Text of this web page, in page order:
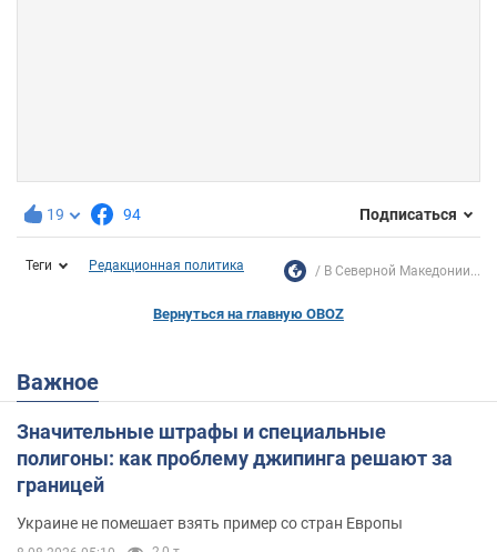
19 94 Подписаться
Теги Редакционная политика В Северной Македонии...
Вернуться на главную OBOZ
Важное
Значительные штрафы и специальные
полигоны: как проблему джипинга решают за
границей
Украине не помешает взять пример со стран Европы